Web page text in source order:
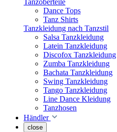
Tanzoberteile
Dance Tops
Tanz Shirts
Tanzkleidung nach Tanzstil
Salsa Tanzkleidung
Latein Tanzkleidung
Discofox Tanzkleidung
Zumba Tanzkleidung
Bachata Tanzkleidung
Swing Tanzkleidung
Tango Tanzkleidung
Line Dance Kleidung
Tanzhosen
Händler
close